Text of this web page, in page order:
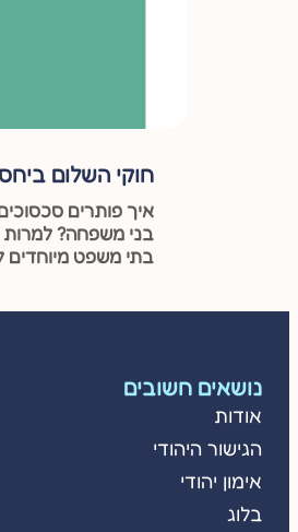
חוקי השלום
איך פותרים
בני משפחה?
בתי משפט מיוחדים
נושאים חשובים
אודות
הגישור היהודי
אימון יהודי
בלוג